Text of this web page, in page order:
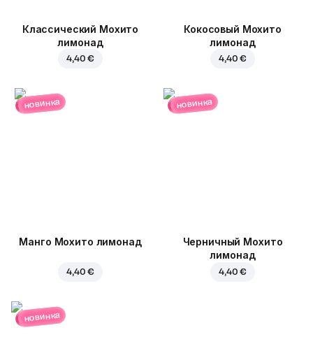
Классический Мохито
лимонад
4,40 €
Кокосовый Мохито
лимонад
4,40 €
новинка
Манго Мохито лимонад
4,40 €
новинка
Черничный Мохито
лимонад
4,40 €
новинка